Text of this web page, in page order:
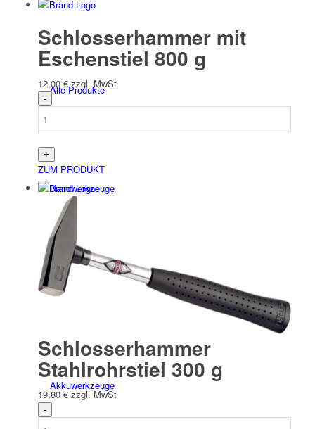
Alle Produkte
Hand­werk­zeuge
Niet­werk­zeuge
Akkuwerkzeuge
Schlosserhammer mit
Eschenstiel 800 g
12,00 € zzgl. MwSt
ZUM PRODUKT
Schlosserhammer
Stahlrohrstiel 300 g
19,80 € zzgl. MwSt